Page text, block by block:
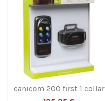
canicom 200 first 1 collar